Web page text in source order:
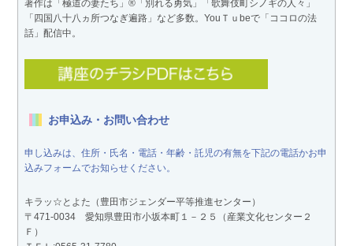
著作は「極道の妻たち」®「別れる勇気」「歌舞伎町シノギの人々」
「四国八十八ヵ所つなぎ遍路」など多数。YouＴｕbeで「ココロの法
話」配信中。
お申込み・お問い合わせ
申し込みは、住所・氏名・電話・年齢・託児の有無を下記の電話かお申
込みフォームでお知らせください。
キラッ☆とよた（豊田市ジェンダー平等推進センター）
〒471-0034 愛知県豊田市小坂本町１－２５（産業文化センター２
Ｆ）